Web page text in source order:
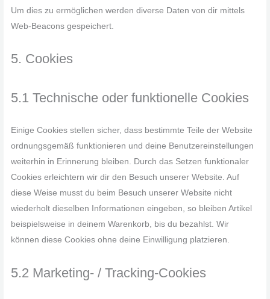
Um dies zu ermöglichen werden diverse Daten von dir mittels
Web-Beacons gespeichert.
5. Cookies
5.1 Technische oder funktionelle Cookies
Einige Cookies stellen sicher, dass bestimmte Teile der Website
ordnungsgemäß funktionieren und deine Benutzereinstellungen
weiterhin in Erinnerung bleiben. Durch das Setzen funktionaler
Cookies erleichtern wir dir den Besuch unserer Website. Auf
diese Weise musst du beim Besuch unserer Website nicht
wiederholt dieselben Informationen eingeben, so bleiben Artikel
beispielsweise in deinem Warenkorb, bis du bezahlst. Wir
können diese Cookies ohne deine Einwilligung platzieren.
5.2 Marketing- / Tracking-Cookies